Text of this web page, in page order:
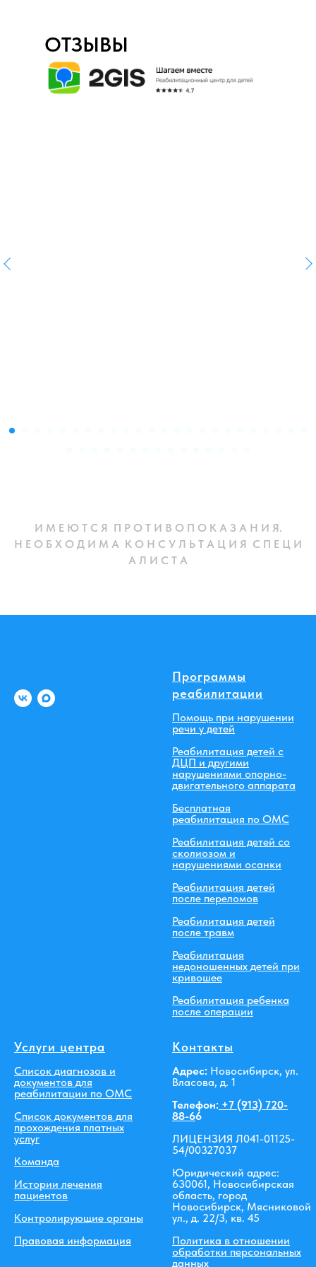
ОТЗЫВЫ
И М Е Ю Т С Я П Р О Т И В О П О К А З А Н И Я.
Н Е О Б Х О Д И М А К О Н С У Л Ь Т А Ц И Я С П Е Ц И
А Л И С Т А
Программы
реабилитации
Помощь при нарушении
речи у детей
Реабилитация детей с
ДЦП и другими
нарушениями опорно-
двигательного аппарата
Бесплатная
реабилитация по ОМС
Реабилитация детей со
сколиозом и
нарушениями осанки
Реабилитация детей
после переломов
Реабилитация детей
после травм
Реабилитация
недоношенных детей при
кривошее
Реабилитация ребенка
после операции
Услуги центра
Список диагнозов и
документов для
реабилитации по ОМС
Список документов для
прохождения платных
услуг
Команда
Истории лечения
пациентов
Контролирующие органы
Правовая информация
Контакты
Адрес: Новосибирск, ул.
Власова, д. 1
Телефон: +7 (913) 720-
88-66
ЛИЦЕНЗИЯ Л041-01125-
54/00327037
Юридический адрес:
630061, Новосибирская
область, город
Новосибирск, Мясниковой
ул., д. 22/3, кв. 45
Политика в отношении
обработки персональных
данных